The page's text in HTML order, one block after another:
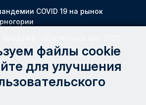
COVID 19 на рынок
файлы cookie
для улучшения